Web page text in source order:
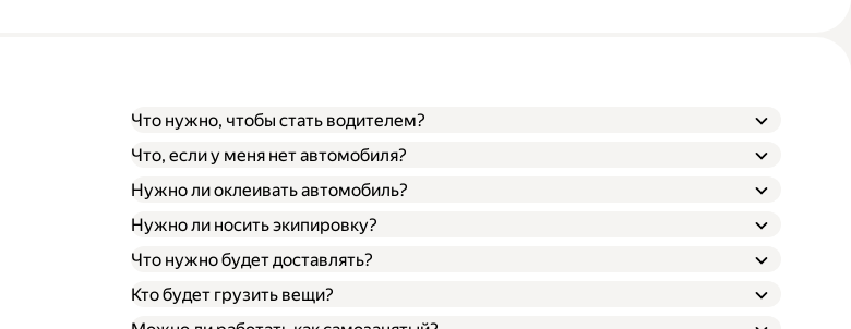
Что нужно, чтобы стать водителем?
Что, если у меня нет автомобиля?
Нужно ли оклеивать автомобиль?
Нужно ли носить экипировку?
Что нужно будет доставлять?
Кто будет грузить вещи?